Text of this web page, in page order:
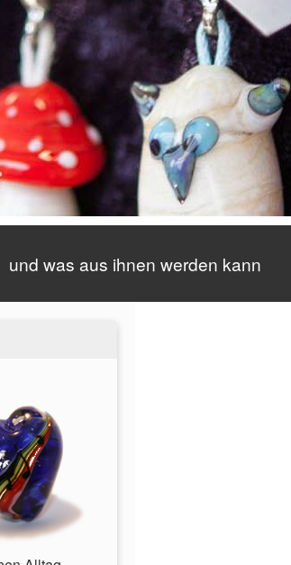
und was aus ihnen werden kann